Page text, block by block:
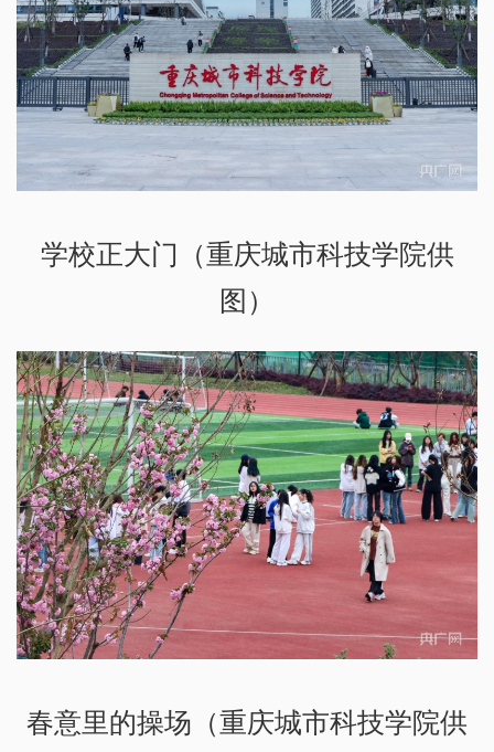
学校正大门（重庆城市科技学院供
图）
春意里的操场（重庆城市科技学院供